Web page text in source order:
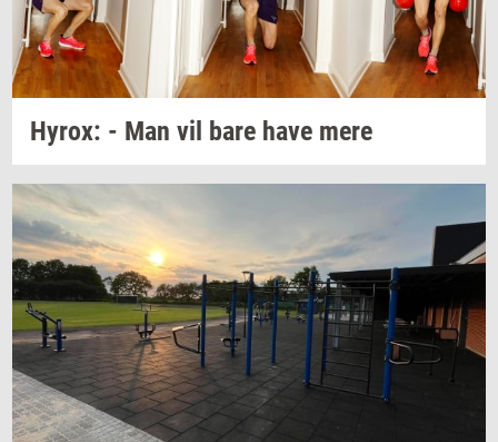
Hyrox: - Man vil bare have mere